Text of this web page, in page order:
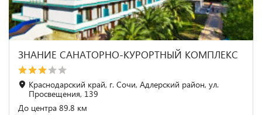
ЗНАНИЕ САНАТОРНО-КУРОРТНЫЙ КОМПЛЕКС
Краснодарский край, г. Сочи, Адлерский район, ул.
Просвещения, 139
До центра 89.8 км